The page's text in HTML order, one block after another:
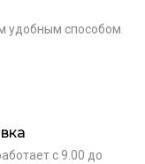
удобным способом
с 9.00 до